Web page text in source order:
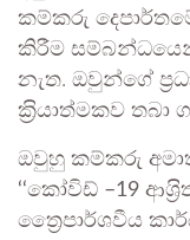
කම්කරු
කිරීම
නැත. ඔවුන්ගේ
ක‍්‍රියාත්මකව තබා
ඔවුහු කම්කරු
‘‘කෝවිඩ් –19
ත්‍රෛපාර්ශවීය